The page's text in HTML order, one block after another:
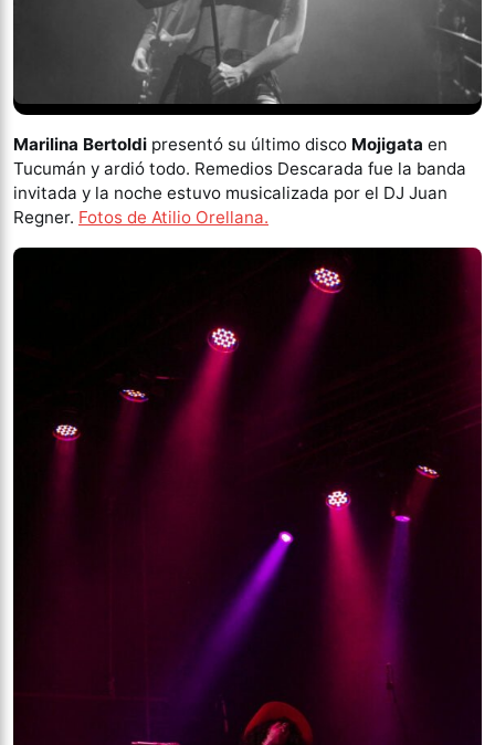
Marilina Bertoldi presentó su último disco Mojigata en
Tucumán y ardió todo. Remedios Descarada fue la banda
invitada y la noche estuvo musicalizada por el DJ Juan
Regner. Fotos de Atilio Orellana.